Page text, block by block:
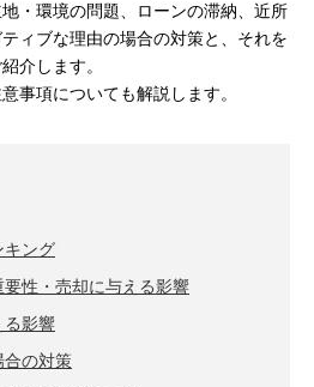
・環境の問題、ローンの滞納、近所
ィブな理由の場合の対策と、それを
介します。
事項についても解説します。
キング
性・売却に与える影響
る影響
合の対策